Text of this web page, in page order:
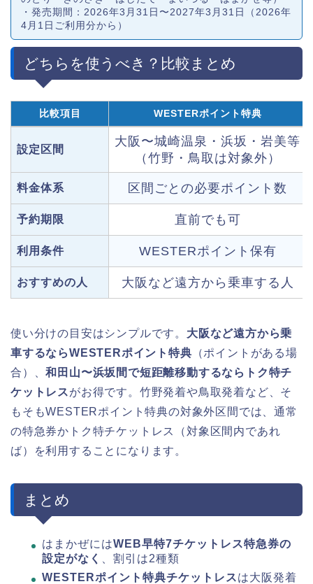
・発売期間：2026年3月31日〜2027年3月31日（2026年
4月1日ご利用分から）
どちらを使うべき？比較まとめ
比較項目 WESTERポイント特典
設定区間
大阪〜城崎温泉・浜坂・岩美等
（竹野・鳥取は対象外）
料金体系 区間ごとの必要ポイント数
予約期限 直前でも可
利用条件 WESTERポイント保有
おすすめの人 大阪など遠方から乗車する人
使い分けの目安はシンプルです。 大阪など遠方から乗
車するならWESTERポイント特典 （ポイントがある場
合）、和田山〜浜坂間で短距離移動するならトク特チ
ケットレスがお得です。竹野発着や鳥取発着など、そ
もそもWESTERポイント特典の対象外区間では、通常
の特急券かトク特チケットレス（対象区間内であれ
ば）を利用することになります。
まとめ
はまかぜにはWEB早特7チケットレス特急券の
設定がなく
、割引は2種類
WESTERポイント特典チケットレスは大阪発着